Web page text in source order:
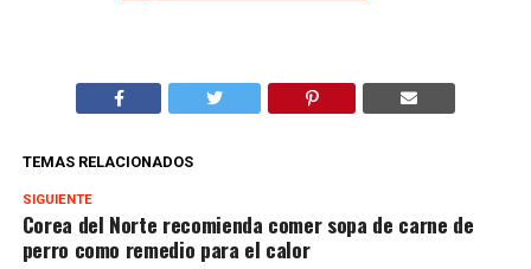
TEMAS RELACIONADOS
SIGUIENTE
Corea del Norte recomienda comer sopa de carne de
perro como remedio para el calor